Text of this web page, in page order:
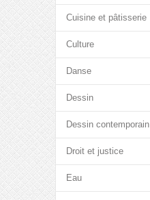
Cuisine et pâtisserie
Culture
Danse
Dessin
Dessin contemporain
Droit et justice
Eau